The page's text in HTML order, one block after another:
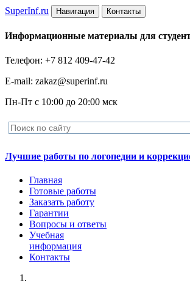
SuperInf.ru Навигация Контакты
Информационные материалы для
Телефон: +7 812 409-47-42
E-mail: zakaz@superinf.ru
Пн-Пт с 10:00 до 20:00 мск
Лучшие работы по логопедии и
Главная
Готовые работы
Заказать работу
Гарантии
Вопросы и ответы
Учебная
информация
Контакты